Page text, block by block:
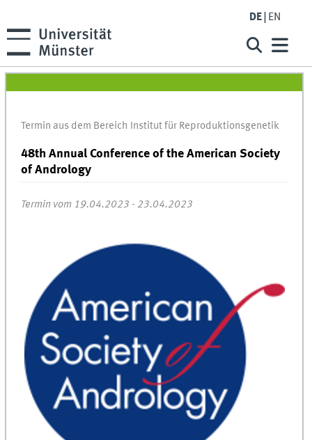
DE EN
Termin aus dem Bereich Institut für Reproduktionsgenetik
48th Annual Conference of the American Society
of Andrology
Termin vom 19.04.2023 - 23.04.2023